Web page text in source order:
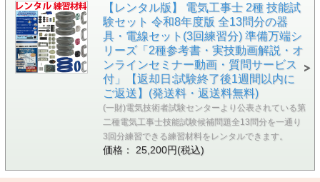
【レンタル版】 電気工事士 2種 技能試
験セット 令和8年度版 全13問分の器
具・電線セット(3回練習分) 準備万端シ
リーズ「2種参考書・実技動画解説・オ
ンラインセミナー動画・質問サービス
付」【返却日:試験終了後1週間以内に
ご返送】(発送料・返送料無料)
(一財)電気技術者試験センターより公表されている第
二種電気工事士技能試験候補問題全13問分を一通り
3回分練習できる練習材料をレンタルできます。
価格： 25,200円(税込)